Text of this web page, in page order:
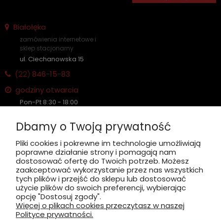
Białołęka
zamówienia internetowe i
sklep stacjonarny
ul. Ciechanowska 15
(22) 846-15-83
godziny otwarcia
Pon-Pt 8:30 - 18:00
Płatność: gotówka, karta, BLIK
zobacz, jak dojechać
INFORMACJE
Dbamy o Twoją prywatność
Pliki cookies i pokrewne im technologie umożliwiają
poprawne działanie strony i pomagają nam
dostosować ofertę do Twoich potrzeb. Możesz
zaakceptować wykorzystanie przez nas wszystkich
tych plików i przejść do sklepu lub dostosować
użycie plików do swoich preferencji, wybierając
opcję "Dostosuj zgody".
Więcej o plikach cookies przeczytasz w naszej
Polityce prywatności.